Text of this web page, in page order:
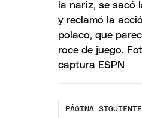
PÁGINA SIGUIENTE